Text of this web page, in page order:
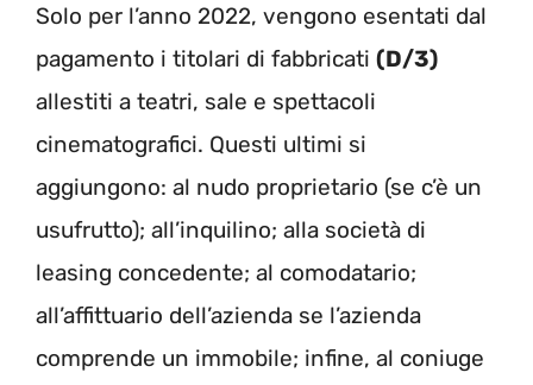
Solo per l’anno 2022, vengono esentati dal
pagamento i titolari di fabbricati (D/3)
allestiti a teatri, sale e spettacoli
cinematografici. Questi ultimi si
aggiungono: al nudo proprietario (se c’è un
usufrutto); all’inquilino; alla società di
leasing concedente; al comodatario;
all’affittuario dell’azienda se l’azienda
comprende un immobile; infine, al coniuge